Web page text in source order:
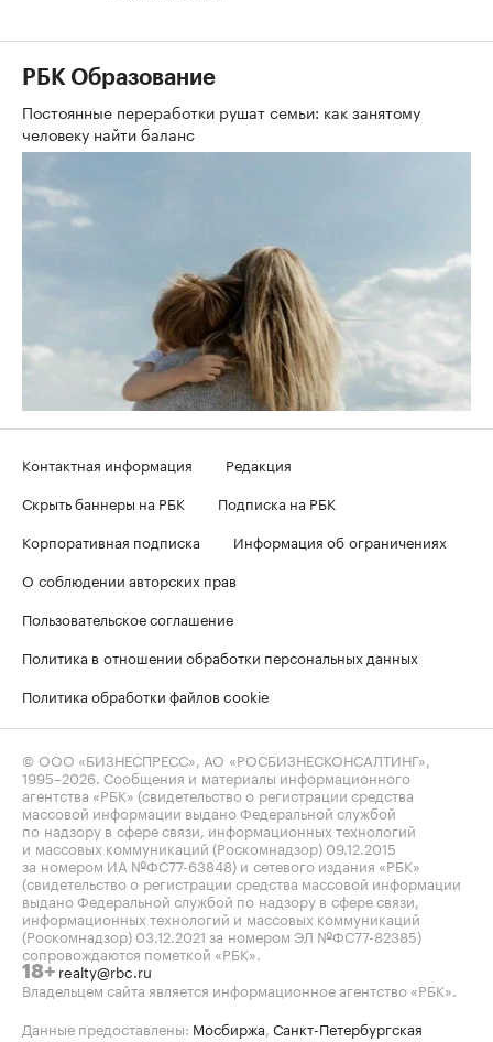
РБК Образование
Постоянные переработки рушат семьи: как занятому
человеку найти баланс
Контактная информация
Редакция
Скрыть баннеры на РБК
Подписка на РБК
Корпоративная подписка
Информация об ограничениях
О соблюдении авторских прав
Пользовательское соглашение
Политика в отношении обработки персональных данных
Политика обработки файлов cookie
© ООО «БИЗНЕСПРЕСС», АО «РОСБИЗНЕСКОНСАЛТИНГ»,
1995–2026 . Сообщения и материалы информационного
агентства «РБК» (свидетельство о регистрации средства
массовой информации выдано Федеральной службой
по надзору в сфере связи, информационных технологий
и массовых коммуникаций (Роскомнадзор) 09.12.2015
за номером ИА №ФС77-63848) и сетевого издания «РБК»
(свидетельство о регистрации средства массовой информации
выдано Федеральной службой по надзору в сфере связи,
информационных технологий и массовых коммуникаций
(Роскомнадзор) 03.12.2021 за номером ЭЛ №ФС77-82385)
сопровождаются пометкой «РБК».
18+ realty@rbc.ru
Владельцем сайта является информационное агентство «РБК».
Данные предоставлены: Мосбиржа Санкт-Петербургская